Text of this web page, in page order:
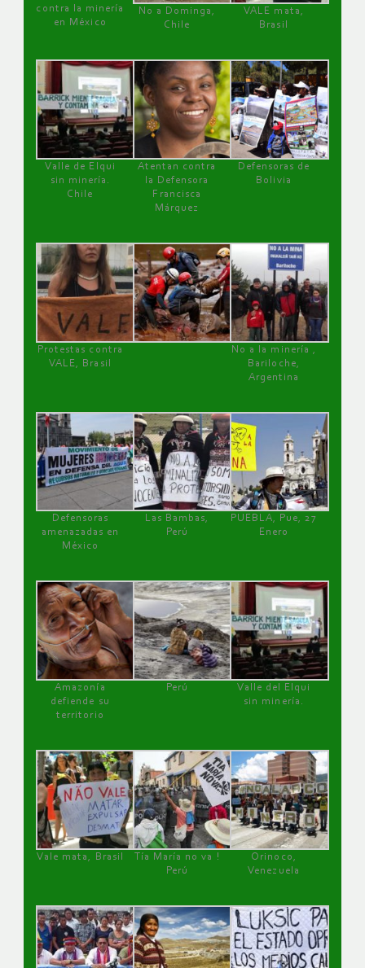
contra la minería
en México
No a Dominga,
Chile
VALE mata,
Brasil
Valle de Elqui
sin minería.
Chile
Atentan contra
la Defensora
Francisca
Márquez
Defensoras de
Bolivia
Protestas contra
VALE, Brasil
No a la minería ,
Bariloche,
Argentina
Defensoras
amenazadas en
México
Las Bambas,
Perú
PUEBLA, Pue, 27
Enero
Amazonía
defiende su
territorio
Perú
Valle del Elqui
sin minería.
Vale mata, Brasil
Tía María no va !
Perú
Orinoco,
Venezuela